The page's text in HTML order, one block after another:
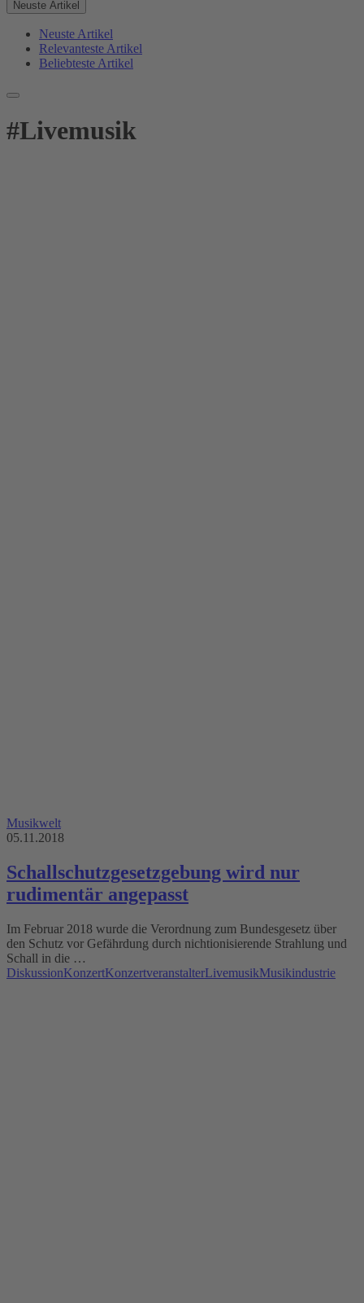
Neuste Artikel
Neuste Artikel
Relevanteste Artikel
Beliebteste Artikel
#Livemusik
Musikwelt
05.11.2018
Schallschutzgesetzgebung wird nur
rudimentär angepasst
Im Februar 2018 wurde die Verordnung zum Bundesgesetz über
den Schutz vor Gefährdung durch nichtionisierende Strahlung und
Schall in die …
DiskussionKonzertKonzertveranstalterLivemusikMusikindustrie